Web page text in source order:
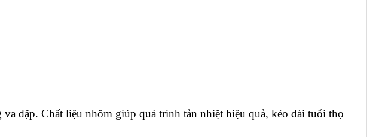
đập. Chất liệu nhôm giúp quá trình tản nhiệt hiệu quả, kéo dài tuổi thọ